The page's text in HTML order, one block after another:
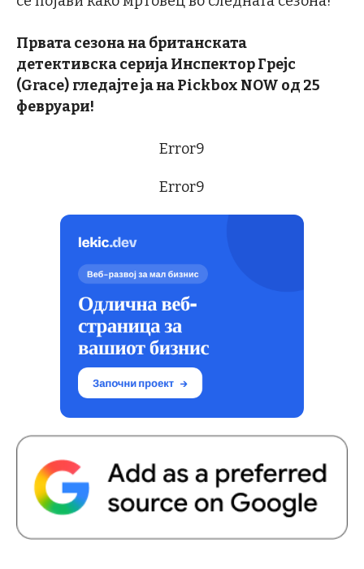
Првата сезона на британската
детективска серија Инспектор Грејс
(Grace) гледајте ја на Pickbox NOW од 25
февруари!
Error9
Error9